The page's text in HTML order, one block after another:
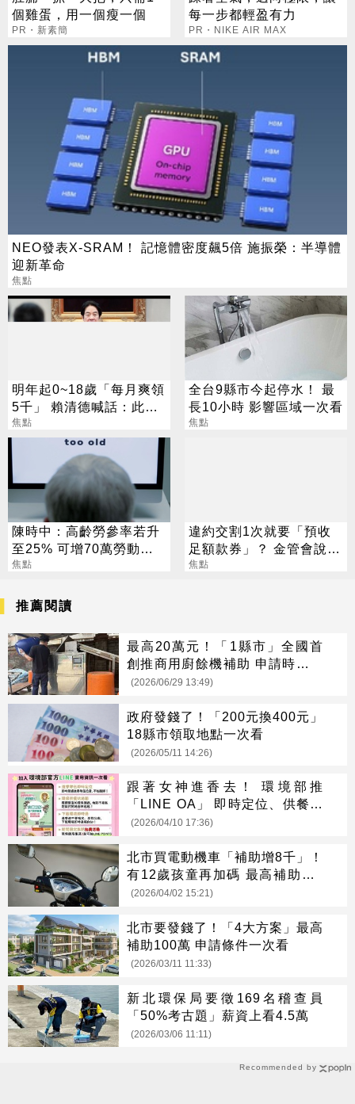
個雞蛋，用一個瘦一個
PR・新素簡
每一步都輕盈有力
PR・NIKE AIR MAX
NEO發表X-SRAM！ 記憶體密度飆5倍 施振榮：半導體
迎新革命
焦點
明年起0~18歲「每月爽領
5千」 賴清德喊話：此時
不生待何時
焦點
全台9縣市今起停水！ 最
長10小時 影響區域一次看
焦點
陳時中：高齡勞參率若升
至25% 可增70萬勞動人
口
焦點
違約交割1次就要「預收
足額款券」？ 金管會說話
了
焦點
Recommended by
推薦閱讀
最高20萬元！「1縣市」全國首
創推商用廚餘機補助 申請時間曝
光
(2026/06/29 13:49)
政府發錢了！「200元換400元」
18縣市領取地點一次看
(2026/05/11 14:26)
跟著女神進香去！ 環境部推
「LINE OA」 即時定位、供餐廁
所一秒掌握
(2026/04/10 17:36)
北市買電動機車「補助增8千」！
有12歲孩童再加碼 最高補助近6
萬
(2026/04/02 15:21)
北市要發錢了！「4大方案」最高
補助100萬 申請條件一次看
(2026/03/11 11:33)
新北環保局要徵169名稽查員
「50%考古題」薪資上看4.5萬
(2026/03/06 11:11)